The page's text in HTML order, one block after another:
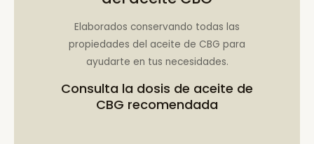
Elaborados conservando todas las
propiedades del aceite de CBG para
ayudarte en tus necesidades.
Consulta la dosis de aceite de
CBG recomendada